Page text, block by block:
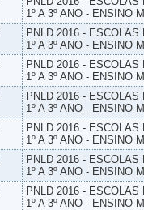
1º A 3º ANO - ENSINO
PNLD 2016 -
1º A 3º ANO - ENSINO
PNLD 2016 -
1º A 3º ANO - ENSINO
PNLD 2016 -
1º A 3º ANO - ENSINO
PNLD 2016 -
1º A 3º ANO - ENSINO
PNLD 2016 -
1º A 3º ANO - ENSINO
PNLD 2016 -
1º A 3º ANO - ENSINO